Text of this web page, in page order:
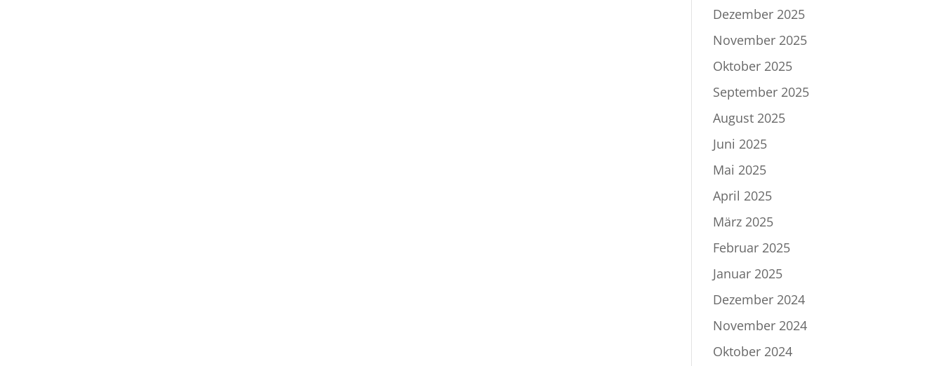
Dezember 2025
November 2025
Oktober 2025
September 2025
August 2025
Juni 2025
Mai 2025
April 2025
März 2025
Februar 2025
Januar 2025
Dezember 2024
November 2024
Oktober 2024